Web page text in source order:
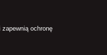
ochronę